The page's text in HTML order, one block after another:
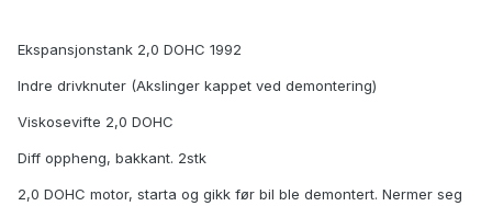
Ekspansjonstank 2,0 DOHC 1992
Indre drivknuter (Akslinger kappet ved demontering)
Viskosevifte 2,0 DOHC
Diff oppheng, bakkant. 2stk
2,0 DOHC motor, starta og gikk før bil ble demontert. Nermer seg